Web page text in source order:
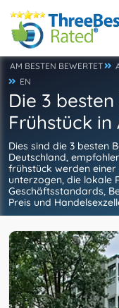
AM BESTEN BEWERTET
EN
Die 3
Frühstück in
Dies sind die 3 besten
Deutschland,
frühstück werden
unterzogen, die lokale
Geschäftsstandards,
Preis und